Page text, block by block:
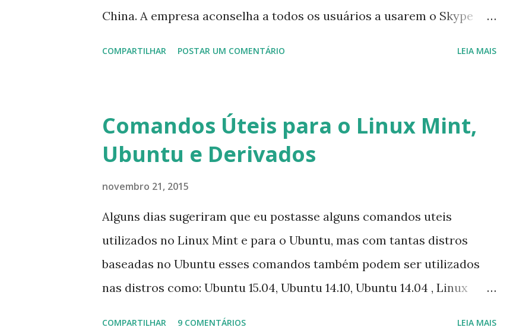
China. A empresa aconselha a todos os usuários a usarem o Skype
notificação). Acho o Skype melhor que o Windows Live (assim como
muitos profissionais de TI) , mesmo na versão para Linux, claro,
sempre existem outras opções e o Pidgin, que se mostra como opção.
COMPARTILHAR POSTAR UM COMENTÁRIO LEIA MAIS
Comandos Úteis para o Linux Mint,
Ubuntu e Derivados
novembro 21, 2015
Alguns dias sugeriram que eu postasse alguns comandos uteis
utilizados no Linux Mint e para o Ubuntu, mas com tantas distros
baseadas no Ubuntu esses comandos também podem ser utilizados
nas distros como: Ubuntu 15.04, Ubuntu 14.10, Ubuntu 14.04 , Linux
COMPARTILHAR 9 COMENTÁRIOS LEIA MAIS